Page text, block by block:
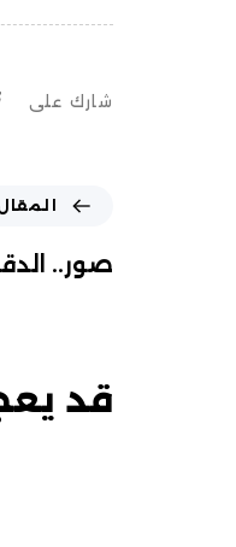
شارك على
صور..
قد